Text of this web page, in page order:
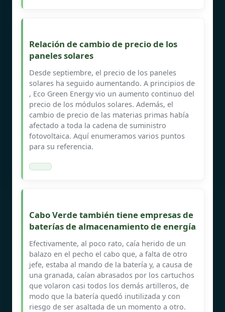
Relación de cambio de precio de los
paneles solares
Desde septiembre, el precio de los paneles
solares ha seguido aumentando. A principios de
, Eco Green Energy vio un aumento continuo del
precio de los módulos solares. Además, el
cambio de precio de las materias primas había
afectado a toda la cadena de suministro
fotovoltaica. Aquí enumeramos varios puntos
para su referencia.
Cabo Verde también tiene empresas de
baterías de almacenamiento de energía
Efectivamente, al poco rato, caía herido de un
balazo en el pecho el cabo que, a falta de otro
jefe, estaba al mando de la batería y, a causa de
una granada, caían abrasados por los cartuchos
que volaron casi todos los demás artilleros, de
modo que la batería quedó inutilizada y con
riesgo de ser asaltada de un momento a otro.